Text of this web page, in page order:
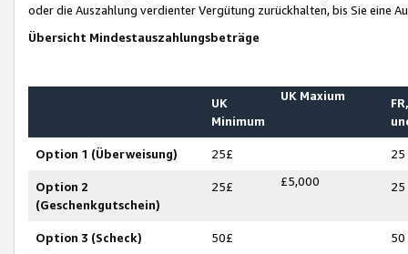
oder die Auszahlung verdienter Vergütung zurückhalten, bis Sie
Übersicht Mindestauszahlungsbeträge
UK
Minimum
UK Maxium
Option 1 (Überweisung) 25£ 25
Option 2
(Geschenkgutschein)
25£ £5,000 25
Option 3 (Scheck) 50£ 50